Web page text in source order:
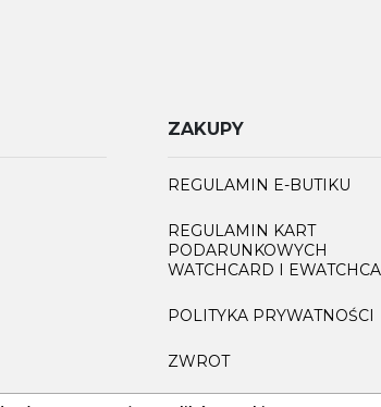
ZAKUPY
REGULAMIN E-BUTIKU
REGULAMIN KART
PODARUNKOWYCH
WATCHCARD I
POLITYKA PRYWATNOŚCI
ZWROT